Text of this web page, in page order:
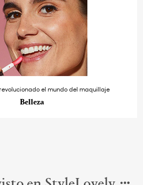
revolucionado el mundo del maquillaje
Belleza